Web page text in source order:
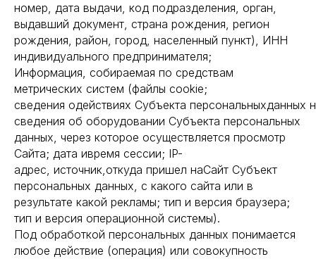
номер, дата выдачи, код подразделения, орган,
выдавший документ, страна рождения, регион
рождения, район, город, населенный пункт), ИНН
индивидуального предпринимателя;
Информация, собираемая по средствам
метрических систем (файлы cookie;
сведения одействиях Субъекта персональныхданных
сведения об оборудовании Субъекта персональных
данных, через которое осуществляется просмотр
Сайта; дата ивремя сессии; IP-
адрес, источник,откуда пришел наСайт Субъект
персональных данных, с какого сайта или в
результате какой рекламы; тип и версия браузера;
тип и версия операционной системы).
Под обработкой персональных данных понимается
любое действие (операция) или совокупность